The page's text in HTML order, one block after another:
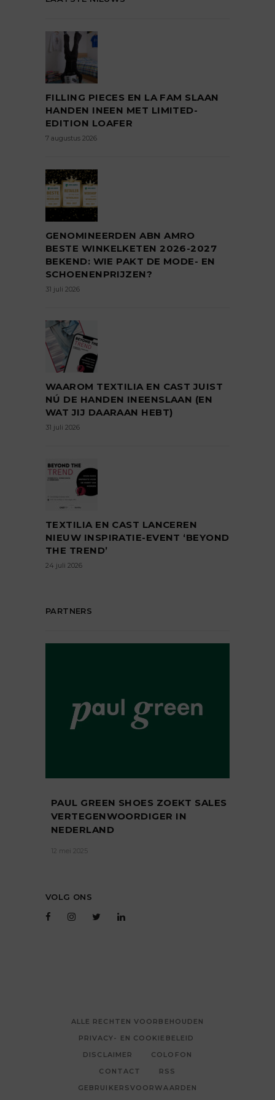
FILLING PIECES EN LA FAM SLAAN
HANDEN INEEN MET LIMITED-
EDITION LOAFER
7 augustus 2026
GENOMINEERDEN ABN AMRO
BESTE WINKELKETEN 2026-2027
BEKEND: WIE PAKT DE MODE- EN
SCHOENENPRIJZEN?
31 juli 2026
WAAROM TEXTILIA EN CAST JUIST
NÚ DE HANDEN INEENSLAAN (EN
WAT JIJ DAARAAN HEBT)
31 juli 2026
TEXTILIA EN CAST LANCEREN
NIEUW INSPIRATIE-EVENT ‘BEYOND
THE TREND’
24 juli 2026
PARTNERS
PAUL GREEN SHOES ZOEKT SALES
VERTEGENWOORDIGER IN
NEDERLAND
12 mei 2025
VOLG ONS
ALLE RECHTEN VOORBEHOUDEN
PRIVACY- EN COOKIEBELEID
DISCLAIMER
COLOFON
CONTACT
RSS
GEBRUIKERSVOORWAARDEN